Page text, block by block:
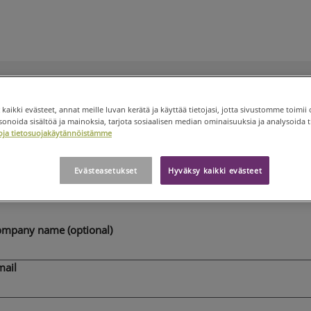
tiedotteemme
julkaisemme tiedotteet pääasiassa englanniksi. Kaikkia
name (optional)
kaikki evästeet, annat meille luvan kerätä ja käyttää tietojasi, jotta sivustomme toimii
sisältöä ja mainoksia, tarjota sosiaalisen median ominaisuuksia ja analysoida
tietosuojakäytännöistämme
Hyväksy kaikki evästeet
Evästeasetukset